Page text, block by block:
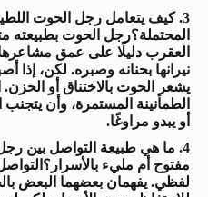
كيف يتعامل رجل الحوت
المحتملة؟رجل الحوت
العقرب دليلًا على عمق
نيرانها بحنانه وصبره. لكن، إذا
يشعر الحوت بالاختناق أو
الطمأنينة المستمرة، وأن
أو يبدو مراوغًا.
ما هي طبيعة التواصل بين
مفتوح أم مليء
لفظي. يفهمان بعضهما البعض